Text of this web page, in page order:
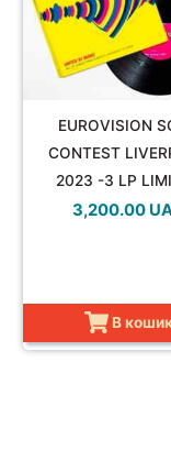
EUROVISION
CONTEST
2023 -3 LP
EDITION VINYL
3,200.00
В